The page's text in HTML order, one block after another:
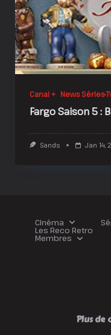
Canal + News Séries-
Fargo Saison 5 :
Sands Jan 14,
Cinéma
Les Reco Retro
Membres
Plus de